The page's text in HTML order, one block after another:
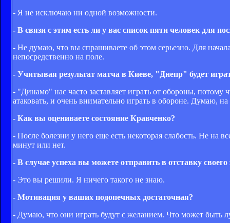
- Я не исключаю ни одной возможности.
- В связи с этим есть ли у вас список пяти человек для
- Не думаю, что вы спрашиваете об этом серьезно. Для
непосредственно на поле.
- Учитывая результат матча в Киеве, "Днепр" будет
- "Динамо" нас часто заставляет играть от обороны,
атаковать, и очень внимательно играть в обороне. Думаю,
- Как вы оцениваете состояние Кравченко?
- После болезни у него еще есть некоторая слабость. Не
минут или нет.
- В случае успеха вы можете отправить в отставку
- Это вы решили. Я ничего такого не знаю.
- Мотивация у ваших подопечных достаточная?
- Думаю, что они играть будут с желанием. Что может быть